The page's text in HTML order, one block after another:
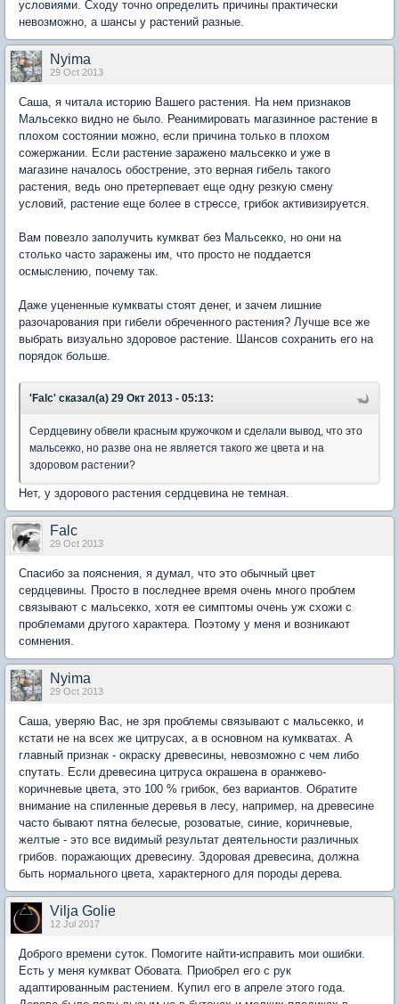
условиями. Сходу точно определить причины практически
невозможно, а шансы у растений разные.
Nyima
29 Oct 2013
Саша, я читала историю Вашего растения. На нем признаков
Мальсекко видно не было. Реанимировать магазинное растение в
плохом состоянии можно, если причина только в плохом
сожержании. Если растение заражено мальсекко и уже в
магазине началось обострение, это верная гибель такого
растения, ведь оно претерпевает еще одну резкую смену
условий, растение еще более в стрессе, грибок активизируется.
Вам повезло заполучить кумкват без Мальсекко, но они на
столько часто заражены им, что просто не поддается
осмыслению, почему так.
Даже уцененные кумкваты стоят денег, и зачем лишние
разочарования при гибели обреченного растения? Лучше все же
выбрать визуально здоровое растение. Шансов сохранить его на
порядок больше.
'Falc' сказал(а) 29 Окт 2013 - 05:13:
Сердцевину обвели красным кружочком и сделали вывод, что это
мальсекко, но разве она не является такого же цвета и на
здоровом растении?
Нет, у здорового растения сердцевина не темная.
Falc
29 Oct 2013
Спасибо за пояснения, я думал, что это обычный цвет
сердцевины. Просто в последнее время очень много проблем
связывают с мальсекко, хотя ее симптомы очень уж схожи с
проблемами другого характера. Поэтому у меня и возникают
сомнения.
Nyima
29 Oct 2013
Саша, уверяю Вас, не зря проблемы связывают с мальсекко, и
кстати не на всех же цитрусах, а в основном на кумкватах. А
главный признак - окраску древесины, невозможно с чем либо
спутать. Если древесина цитруса окрашена в оранжево-
коричневые цвета, это 100 % грибок, без вариантов. Обратите
внимание на спиленные деревья в лесу, например, на древесине
часто бывают пятна белесые, розоватые, синие, коричневые,
желтые - это все видимый результат деятельности различных
грибов. поражающих древесину. Здоровая древесина, должна
быть нормального цвета, характерного для породы дерева.
Vilja Golie
12 Jul 2017
Доброго времени суток. Помогите найти-исправить мои ошибки.
Есть у меня кумкват Обовата. Приобрел его с рук
адаптированным растением. Купил его в апреле этого года.